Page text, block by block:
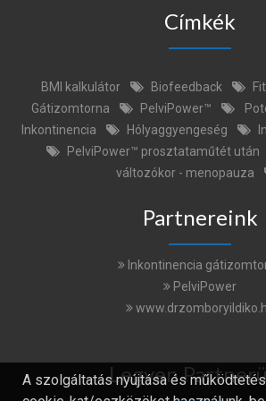
Címkék
BMI kalkulátor Biofeedback
Gátizomtorna
PelviPower™
Inkontinencia
Hólyaggyengeség
PelviPower™ prosztataműtét után
változókor - menopauza
Partnereink
Inkontinencia
PelviPower
Legyen
A szolgáltatás nyújtása és